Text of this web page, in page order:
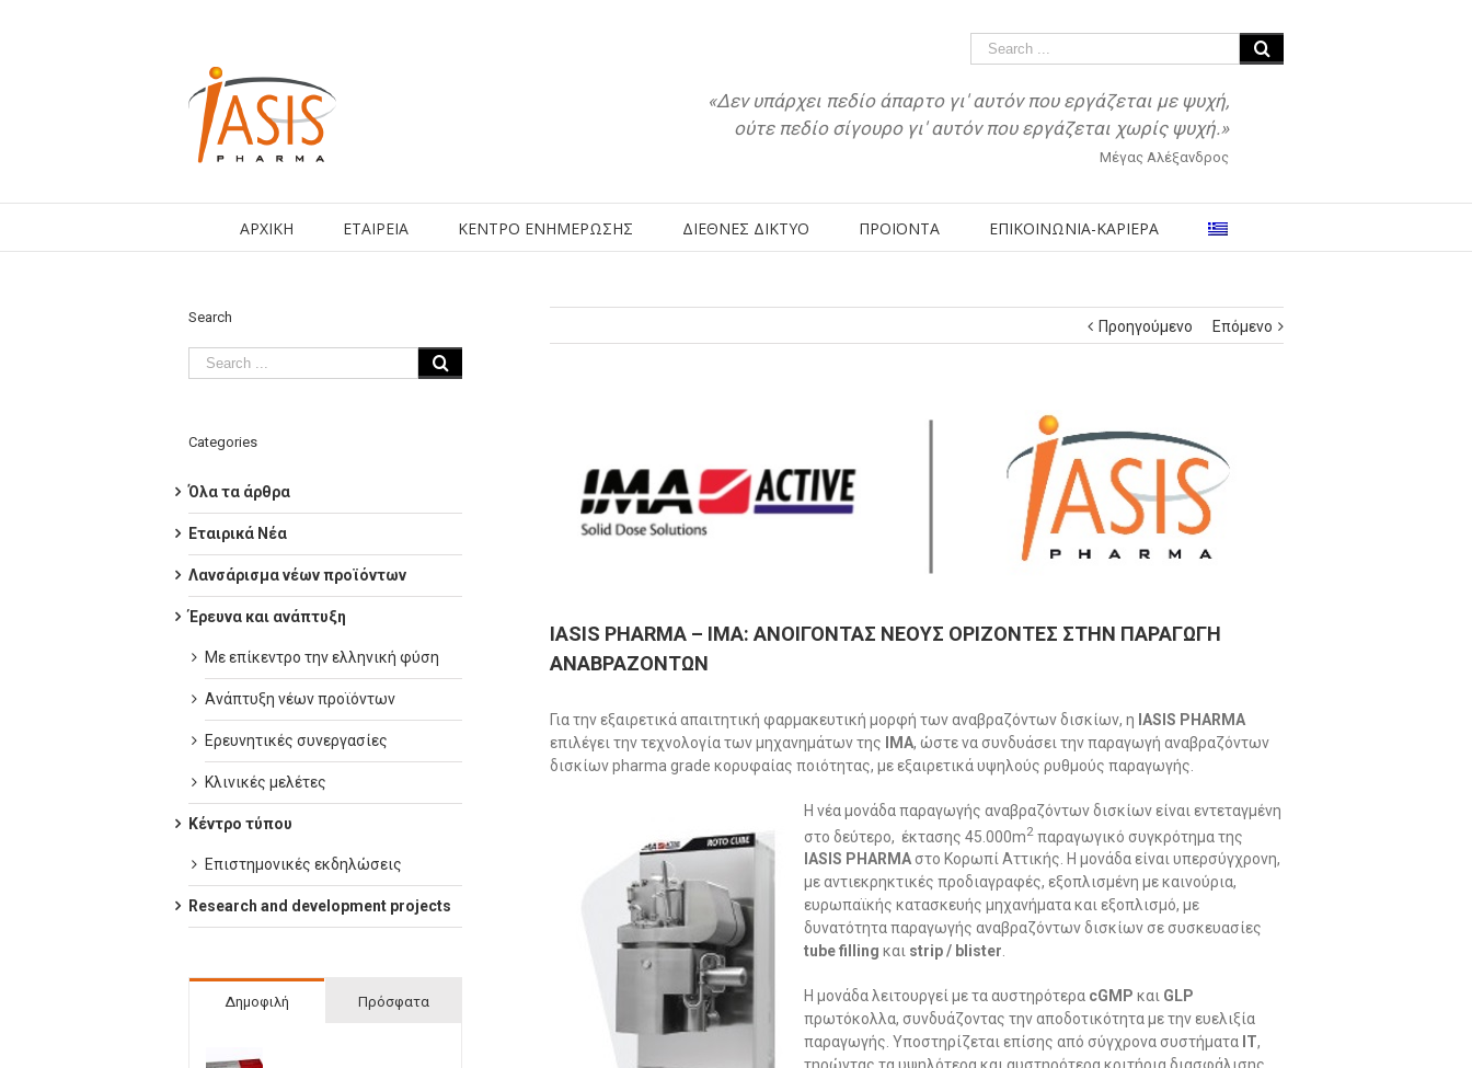
«Δεν υπάρχει πεδίο άπαρτο γι' αυτόν που εργάζεται με ψυχή,
ούτε πεδίο σίγουρο γι' αυτόν που εργάζεται χωρίς ψυχή.»
Μέγας Αλέξανδρος
ΑΡΧΙΚΗ ΕΤΑΙΡΕΙΑ ΚΕΝΤΡΟ ΕΝΗΜΕΡΩΣΗΣ ΔΙΕΘΝΕΣ ΔΙΚΤΥΟ ΠΡΟΪΟΝΤΑ ΕΠΙΚΟΙΝΩΝΙΑ-ΚΑΡΙΕΡΑ
Προηγούμενο Επόμενο
Image
IASIS PHARMA – IMA: ΑΝΟΙΓΟΝΤΑΣ ΝΕΟΥΣ ΟΡΙΖΟΝΤΕΣ ΣΤΗΝ ΠΑΡΑΓΩΓΗ
ΑΝΑΒΡΑΖΟΝΤΩΝ
Για την εξαιρετικά απαιτητική φαρμακευτική μορφή των αναβραζόντων δισκίων, η IASIS PHARMA
επιλέγει την τεχνολογία των μηχανημάτων της
IMA, ώστε να συνδυάσει την παραγωγή αναβραζόντων
δισκίων pharma grade κορυφαίας ποιότητας, με εξαιρετικά υψηλούς ρυθμούς παραγωγής.
Η νέα μονάδα παραγωγής αναβραζόντων δισκίων είναι εντεταγμένη
στο δεύτερο, έκτασης 45.000m2 παραγωγικό συγκρότημα της
IASIS PHARMA στο Κορωπί Αττικής. Η μονάδα είναι υπερσύγχρονη,
με αντιεκρηκτικές προδιαγραφές, εξοπλισμένη με καινούρια,
ευρωπαϊκής κατασκευής μηχανήματα και εξοπλισμό, με
δυνατότητα παραγωγής αναβραζόντων δισκίων σε συσκευασίες
tube filling και strip / blister.
Η μονάδα λειτουργεί με τα αυστηρότερα cGMP και GLP
πρωτόκολλα, συνδυάζοντας την αποδοτικότητα με την ευελιξία
παραγωγής. Υποστηρίζεται επίσης από σύγχρονα συστήματα IT,
Search
Categories
Όλα τα άρθρα
Εταιρικά Νέα
Λανσάρισμα νέων προϊόντων
Έρευνα και ανάπτυξη
Με επίκεντρο την ελληνική φύση
Ανάπτυξη νέων προϊόντων
Ερευνητικές συνεργασίες
Κλινικές μελέτες
Κέντρο τύπου
Επιστημονικές εκδηλώσεις
Research and development projects
Δημοφιλή Πρόσφατα